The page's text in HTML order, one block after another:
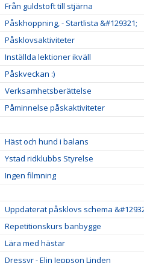
Från guldstoft till stjärna
Påskhoppning, - Startlista &#129321;
Påsklovsaktiviteter
Inställda lektioner ikväll
Påskveckan :)
Verksamhetsberättelse
Påminnelse påskaktiviteter
Häst och hund i balans
Ystad ridklubbs Styrelse
Ingen filmning
Uppdaterat påsklovs schema
Repetitionskurs banbygge
Lära med hästar
Dressyr - Elin Jeppson Linden